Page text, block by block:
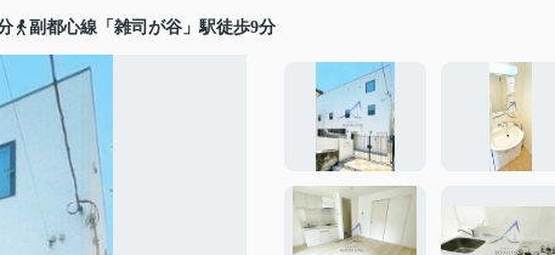
副都心線「雑司が谷」駅徒歩9分